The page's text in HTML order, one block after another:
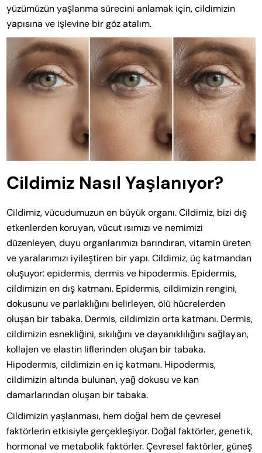
yüzümüzün yaşlanma sürecini anlamak için, cildimizin
yapısına ve işlevine bir göz atalım.
Cildimiz Nasıl Yaşlanıyor?
Cildimiz, vücudumuzun en büyük organı. Cildimiz, bizi dış
etkenlerden koruyan, vücut ısımızı ve nemimizi
düzenleyen, duyu organlarımızı barındıran, vitamin üreten
ve yaralarımızı iyileştiren bir yapı. Cildimiz, üç katmandan
oluşuyor: epidermis, dermis ve hipodermis. Epidermis,
cildimizin en dış katmanı. Epidermis, cildimizin rengini,
dokusunu ve parlaklığını belirleyen, ölü hücrelerden
oluşan bir tabaka. Dermis, cildimizin orta katmanı. Dermis,
cildimizin esnekliğini, sıkılığını ve dayanıklılığını sağlayan,
kollajen ve elastin liflerinden oluşan bir tabaka.
Hipodermis, cildimizin en iç katmanı. Hipodermis,
cildimizin altında bulunan, yağ dokusu ve kan
damarlarından oluşan bir tabaka.
Cildimizin yaşlanması, hem doğal hem de çevresel
faktörlerin etkisiyle gerçekleşiyor. Doğal faktörler, genetik,
hormonal ve metabolik faktörler. Çevresel faktörler, güneş